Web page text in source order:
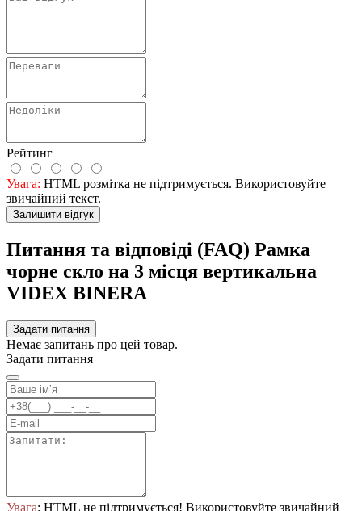
Рейтинг
Увага: HTML розмітка не підтримується. Використовуйте
звичайний текст.
Залишити відгук
Питання та відповіді (FAQ) Рамка
чорне скло на 3 місця вертикальна
VIDEX BINERA
Задати питання
Немає запитань про цей товар.
Задати питання
Увага: HTML не підтримується! Використовуйте звичайний